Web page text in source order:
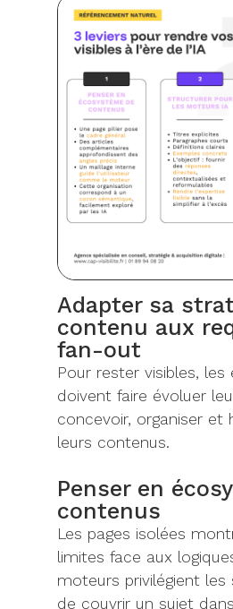
Adapter sa
contenu aux
fan-out
Pour rester visibles, les
doivent faire évoluer
concevoir, organiser et
leurs contenus.
Penser en
contenus
Les pages isolées
limites face aux
moteurs privilégient les
de couvrir un sujet